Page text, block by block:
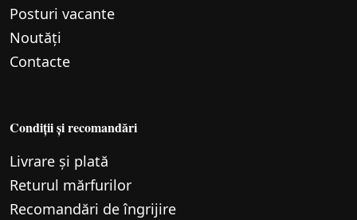
Posturi vacante
Noutăți
Contacte
Condiții și recomandări
Livrare și plată
Returul mărfurilor
Recomandări de îngrijire